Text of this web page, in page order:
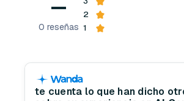
—
0 reseñas
2
1
te cuenta lo que han dicho